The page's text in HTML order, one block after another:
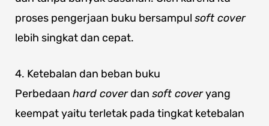
proses pengerjaan buku bersampul soft cover
lebih singkat dan cepat.
4. Ketebalan dan beban buku
Perbedaan hard coverdan soft coveryang
keempat yaitu terletak pada tingkat ketebalan